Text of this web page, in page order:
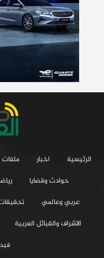
الرئيسية اخبار ملفات
حوادث وقضايا
عربي وعالمي
الاشراف والقبائل العربية